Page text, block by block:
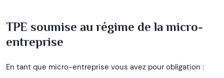
TPE soumise au régime de la micro-
entreprise
En tant que micro-entreprise vous avez pour obligation :